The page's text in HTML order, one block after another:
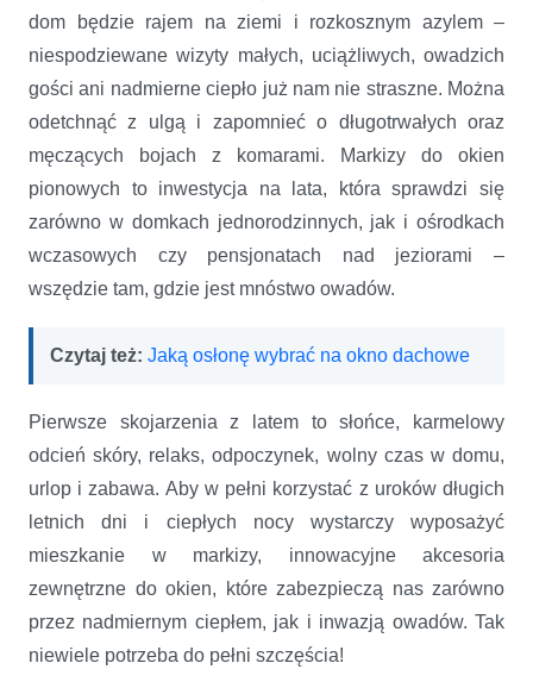
dom będzie rajem na ziemi i rozkosznym azylem –
niespodziewane wizyty małych, uciążliwych, owadzich
gości ani nadmierne ciepło już nam nie straszne. Można
odetchnąć z ulgą i zapomnieć o długotrwałych oraz
męczących bojach z komarami. Markizy do okien
pionowych to inwestycja na lata, która sprawdzi się
zarówno w domkach jednorodzinnych, jak i ośrodkach
wczasowych czy pensjonatach nad jeziorami –
wszędzie tam, gdzie jest mnóstwo owadów.
Czytaj też: Jaką osłonę wybrać na okno dachowe
Pierwsze skojarzenia z latem to słońce, karmelowy
odcień skóry, relaks, odpoczynek, wolny czas w domu,
urlop i zabawa. Aby w pełni korzystać z uroków długich
letnich dni i ciepłych nocy wystarczy wyposażyć
mieszkanie w markizy, innowacyjne akcesoria
zewnętrzne do okien, które zabezpieczą nas zarówno
przez nadmiernym ciepłem, jak i inwazją owadów. Tak
niewiele potrzeba do pełni szczęścia!